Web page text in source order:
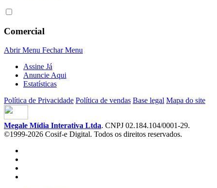
Comercial
Abrir Menu Fechar Menu
Assine Já
Anuncie Aqui
Estatísticas
Política de Privacidade Política de vendas Base legal Mapa do site
Megale Mídia Interativa Ltda. CNPJ 02.184.104/0001-29.
©1999-2026 Cosif-e Digital. Todos os direitos reservados.